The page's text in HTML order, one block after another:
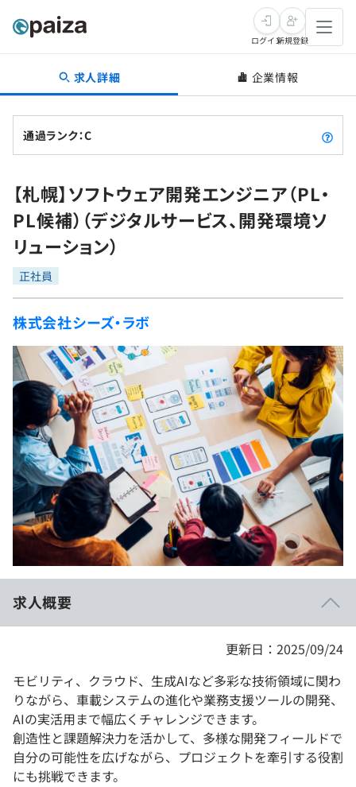
転職・キャリア
転職成功ガイド
転職エージェント
インタビュー
転職成功ガイド
新卒就活
求人検索
本選考
インターン
新卒エージェント
イベント・セミナー
インタビュー
就活成功ガイド
学習
問題集
4択課題
ナレッジ
リファレンス
プラン
個人向けプラン
法人向けプラン
学校向けプラン
契約内容・クーポン
プログラミング言語
評価結果一覧
再チャレンジ結果一覧
ゲーム・マンガ
Tech Team Journal
paiza times
note
paizaとは？
ログイン新規登録
求人詳細 企業情報
通過ランク：C
【札幌】ソフトウェア開発エンジニア（PL・
PL候補）（デジタルサービス、開発環境ソ
リューション）
正社員
株式会社シーズ・ラボ
求人概要
更新日：2025/09/24
モビリティ、クラウド、生成AIなど多彩な技術領域に関わ
りながら、車載システムの進化や業務支援ツールの開発、
AIの実活用まで幅広くチャレンジできます。
創造性と課題解決力を活かして、多様な開発フィールドで
自分の可能性を広げながら、プロジェクトを牽引する役割
にも挑戦できます。